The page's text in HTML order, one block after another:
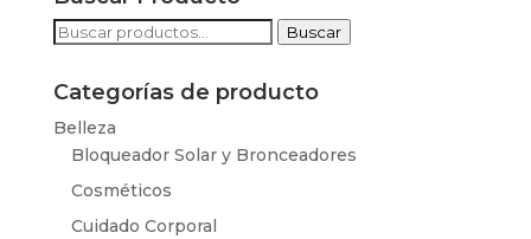
Buscar
Buscar
Categorías de producto
Belleza
Bloqueador Solar y Bronceadores
Cosméticos
Cuidado Corporal